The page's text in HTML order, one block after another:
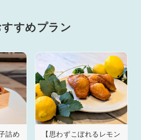
すすめプラン
詰め
【思わずこぼれるレモン